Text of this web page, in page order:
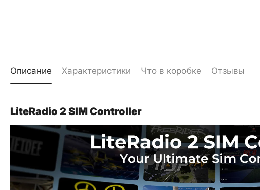
Описание Характеристики Что в коробке Отзывы
LiteRadio 2 SIM Controller